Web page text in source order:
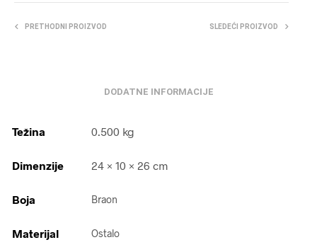
PRETHODNI PROIZVOD SLEDEĆI PROIZVOD
DODATNE INFORMACIJE
Težina 0.500 kg
Dimenzije 24 × 10 × 26 cm
Boja Braon
Materijal Ostalo